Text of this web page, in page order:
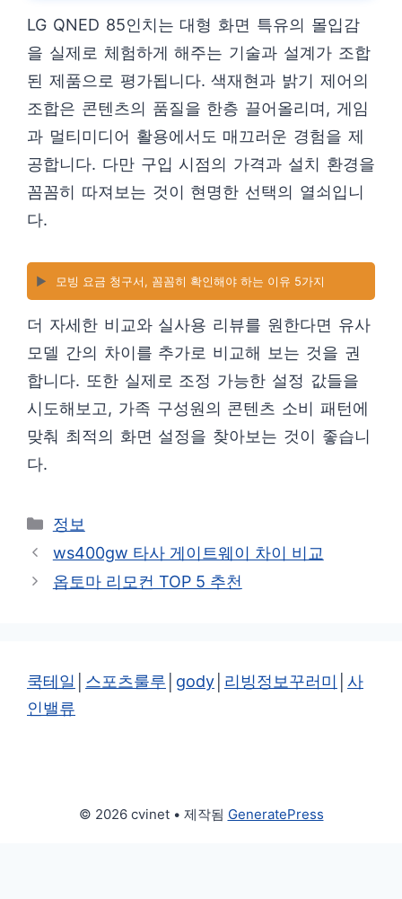
LG QNED 85인치는 대형 화면 특유의 몰입감
을 실제로 체험하게 해주는 기술과 설계가 조합
된 제품으로 평가됩니다. 색재현과 밝기 제어의
조합은 콘텐츠의 품질을 한층 끌어올리며, 게임
과 멀티미디어 활용에서도 매끄러운 경험을 제
공합니다. 다만 구입 시점의 가격과 설치 환경을
꼼꼼히 따져보는 것이 현명한 선택의 열쇠입니
다.
▶️ 모빙 요금 청구서, 꼼꼼히 확인해야 하는 이유 5가지
더 자세한 비교와 실사용 리뷰를 원한다면 유사
모델 간의 차이를 추가로 비교해 보는 것을 권
합니다. 또한 실제로 조정 가능한 설정 값들을
시도해보고, 가족 구성원의 콘텐츠 소비 패턴에
맞춰 최적의 화면 설정을 찾아보는 것이 좋습니
다.
카
테
리
정보
ws400gw 타사 게이트웨이 차이 비교
옵토마 리모컨 TOP 5 추천
쿡테일 스포츠룰루 gody 리빙정보꾸러미
사
인밸류
© 2026 cvinet• 제작됨 GeneratePress